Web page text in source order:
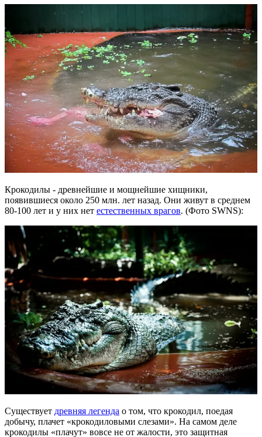
Крокодилы - древнейшие и мощнейшие хищники,
появившиеся около 250 млн. лет назад. Они живут в среднем
80-100 лет и у них нет естественных врагов. (Фото SWNS):
Существует древняя легенда о том, что крокодил, поедая
добычу, плачет «крокодиловыми слезами». На самом деле
крокодилы «плачут» вовсе не от жалости, это защитная